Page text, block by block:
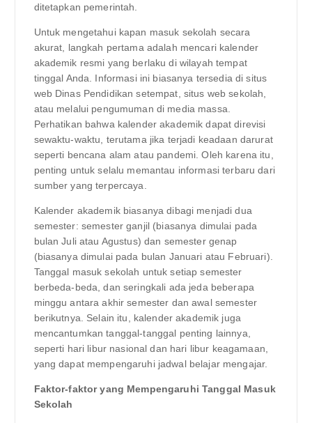
ditetapkan pemerintah.
Untuk mengetahui kapan masuk sekolah secara
akurat, langkah pertama adalah mencari kalender
akademik resmi yang berlaku di wilayah tempat
tinggal Anda. Informasi ini biasanya tersedia di situs
web Dinas Pendidikan setempat, situs web sekolah,
atau melalui pengumuman di media massa.
Perhatikan bahwa kalender akademik dapat direvisi
sewaktu-waktu, terutama jika terjadi keadaan darurat
seperti bencana alam atau pandemi. Oleh karena itu,
penting untuk selalu memantau informasi terbaru dari
sumber yang terpercaya.
Kalender akademik biasanya dibagi menjadi dua
semester: semester ganjil (biasanya dimulai pada
bulan Juli atau Agustus) dan semester genap
(biasanya dimulai pada bulan Januari atau Februari).
Tanggal masuk sekolah untuk setiap semester
berbeda-beda, dan seringkali ada jeda beberapa
minggu antara akhir semester dan awal semester
berikutnya. Selain itu, kalender akademik juga
mencantumkan tanggal-tanggal penting lainnya,
seperti hari libur nasional dan hari libur keagamaan,
yang dapat mempengaruhi jadwal belajar mengajar.
Faktor-faktor yang Mempengaruhi Tanggal Masuk
Sekolah